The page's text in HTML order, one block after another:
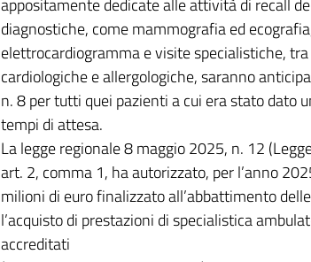
appositamente dedicate alle attività di recall
diagnostiche, come mammografia ed
elettrocardiogramma e visite specialistiche,
cardiologiche e allergologiche, saranno
n. 8 per tutti quei pazienti a cui era stato dato
tempi di attesa.
La legge regionale 8 maggio 2025, n. 12
art. 2, comma 1, ha autorizzato, per l’anno
milioni di euro finalizzato all’abbattimento
l’acquisto di prestazioni di specialistica
accreditati